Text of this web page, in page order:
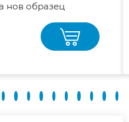
нов образец